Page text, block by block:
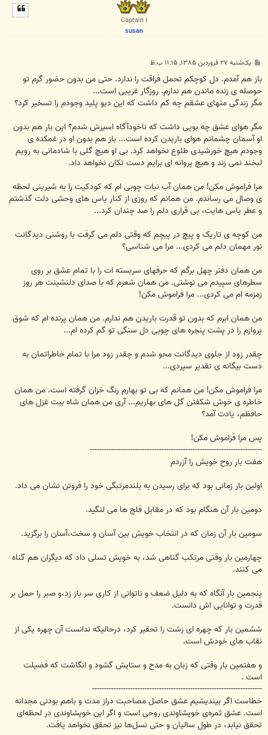
Captain I
susan
پ
ت
یک‌شنبه ۲۷ فروردین ۱۳۸۵, ۱۱:۱۵ ب.ظ
باز هم آمدم. دل کوچکم تحمل فراقت را ندارد. حتی من بدون حضور گرم تو
حوصله ی زنده ماندن هم ندارم. روزگار غریبی است...
مگر زندگی منهای عشقم چه کم داشت که این دیو پلید وجودم را تسخیر کرد؟
مگر هوای عشق چه بویی داشت که ناخودآگاه اسیرش شدم؟ این بار هم بدون
او آسمان چشمانم هوای باریدن کرده است... باز هم بدون او در غمکده ی
وجودم هیچ خورشیدی طلوع نخواهد کرد. بی او هیچ گلی با شادمانی به رویم
لبخند نمی زند و هیچ پروانه ای برایم دست تکان نخواهد داد.
مرا فراموش مکن! من همان آب نبات چوبی ام که کودکیت را به شیرینی لحظه
ی وصال می رساندم. من همانم که روزی از کنار یاس های وحشی دلت گذشتم
و عطر یاس هایت، بی قراری دلم را صد چندان کرد...
من کوچه ی تاریک و پیچ در پیچم که وقتی دلم می گرفت با روشنی دیدگانت
نور مهمان دلم می کردی... مرا می شناسی؟
من همان دفتر چهل برگم که حرفهای سربسته ات را با تمام عشق بر روی
سطرهای سپیدم می نوشتی. من همان شعرم که با صدای دلنشینت هر روز
زمزمه ام می کردی... مرا فراموش مکن!
من همان ابرم که بدون تو قدرت باریدن هم ندارم. من همان پرنده ام که شوق
پروازم را در پشت پنجره های چوبی دل سنگی تو گم کرده ام...
چقدر زود از جلوی دیدگانت محو شدم و چقدر زود مرا با تمام خاطراتمان به
دست بیگانه ی تقدیر سپردی...
مرا فراموش مکن! من همانم که بی تو بهارم رنگ خزان گرفته است. من همان
خاطره ی خوش شکفتن گل های بهاریم... آری من همان شاه بیت غزل های
حافظم، یادت آمد؟
پس مرا فراموش مکن!
------------------------------------------------------------------------
هفت بار روح خویش را آزردم
اولین بار زمانی بود که برای رسیدن به بلندمرتبگی خود را فروتن نشان می داد.
دومین بار آن هنگام بود که در مقابل فلج ها می لنگید.
سومین بار آن زمان که در انتخاب خویش بین آسان و سخت،آسان را برگزید.
چهارمین بار وقتی مرتکب گناهی شد، به خویش تسلی داد که دیگران هم گناه
می کنند.
پنجمین بار آنگاه که به دلیل ضعف و ناتوانی از کاری سر باز زد،و صبر را حمل بر
قدرت و توانایی اش دانست.
ششمین بار که چهره ای زشت را تحقیر کرد، درحالیکه ندانست آن چهره یکی از
نقاب های خودش است.
و هفتمین بار وقتی که زبان به مدح و ستایش گشود و انگاشت که فضیلت
است .
-----------------------------------------------------------------------
خطاست اگر بیندیشیم عشق حاصل مصاحبت دراز مدت و باهم بودنی مجدانه
است. عشق ثمره‌ی خویشاوندی روحی است و اگر این خویشاوندی در لحظه‌ای
تحقق نیابد، ‌در طول سالیان و حتی نسل‌ها نیز تحقق نخواهد یافت.